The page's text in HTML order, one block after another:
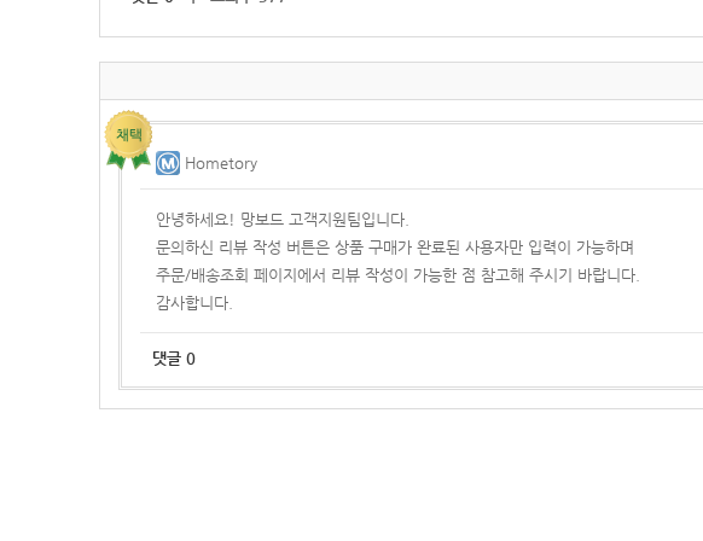
Hometory
안녕하세요! 망보드 고객지원팀입니다.
문의하신 리뷰 작성 버튼은 상품 구매가 완료된 사용자만 입력이 가능하며
주문/배송조회 페이지에서 리뷰 작성이 가능한 점 참고해 주시기 바랍니다.
감사합니다.
댓글 0